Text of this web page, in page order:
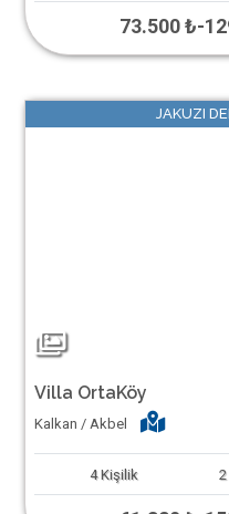
73.500 ₺-
JAKUZI
Villa OrtaKöy
Kalkan / Akbel
4 Kişilik 2